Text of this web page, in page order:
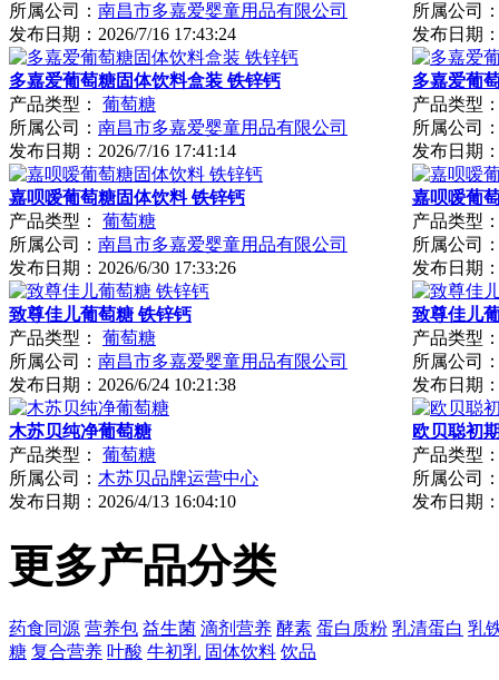
所属公司： 南昌市多嘉爱婴童用品有限公司
发布日期： 2026/7/16 17:43:24
所属公司
发布日期
多嘉爱葡萄糖固体饮料盒装 铁锌钙
产品类型：
葡萄糖
所属公司： 南昌市多嘉爱婴童用品有限公司
发布日期： 2026/7/16 17:41:14
多嘉爱葡
产品类型
所属公司
发布日期
嘉呗嗳葡萄糖固体饮料 铁锌钙
产品类型：
葡萄糖
所属公司： 南昌市多嘉爱婴童用品有限公司
发布日期： 2026/6/30 17:33:26
嘉呗嗳葡
产品类型
所属公司
发布日期
致尊佳儿葡萄糖 铁锌钙
产品类型：
葡萄糖
所属公司： 南昌市多嘉爱婴童用品有限公司
发布日期： 2026/6/24 10:21:38
致尊佳儿
产品类型
所属公司
发布日期
木苏贝纯净葡萄糖
产品类型：
葡萄糖
所属公司： 木苏贝品牌运营中心
发布日期： 2026/4/13 16:04:10
欧贝聪初
产品类型
所属公司
发布日期
更多产品分类
药食同源 营养包 益生菌 滴剂营养 酵素 蛋白质粉 乳清蛋白 乳
糖 复合营养 叶酸 牛初乳 固体饮料 饮品